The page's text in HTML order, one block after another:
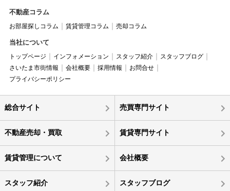
不動産コラム
お部屋探しコラム 賃貸管理コラム 売却コラム
当社について
トップページ インフォメーション スタッフ紹介
スタッフブログ
さいたま市街情報
会社概要 採用情報
お問合せ
プライバシーポリシー
総合サイト 売買専門サイト
不動産売却・買取 賃貸専門サイト
賃貸管理について 会社概要
スタッフ紹介 スタッフブログ